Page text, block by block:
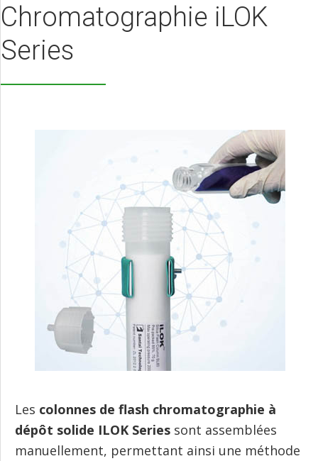
Chromatographie iLOK
Series
Les colonnes de flash chromatographie à
dépôt solide ILOK Series sont assemblées
manuellement, permettant ainsi une méthode